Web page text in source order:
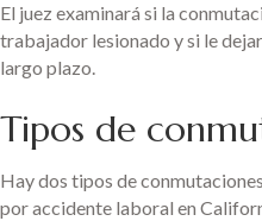
El juez examinará si la
trabajador lesionado y si le
largo plazo.
Tipos de
Hay dos tipos de
por accidente laboral en